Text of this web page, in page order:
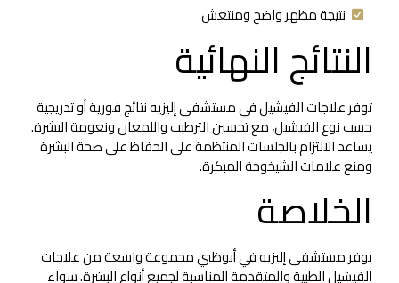
نتيجة مظهر واضح ومنتعش
النتائج النهائية
توفر علاجات الفيشيل في مستشفى إليزيه نتائج فورية أو تدريجية
حسب نوع الفيشيل، مع تحسين الترطيب واللمعان ونعومة البشرة.
يساعد الالتزام بالجلسات المنتظمة على الحفاظ على صحة البشرة
ومنع علامات الشيخوخة المبكرة.
الخلاصة
يوفر مستشفى إليزيه في أبوظبي مجموعة واسعة من علاجات
الفيشيل الطبية والمتقدمة المناسبة لجميع أنواع البشرة. سواء